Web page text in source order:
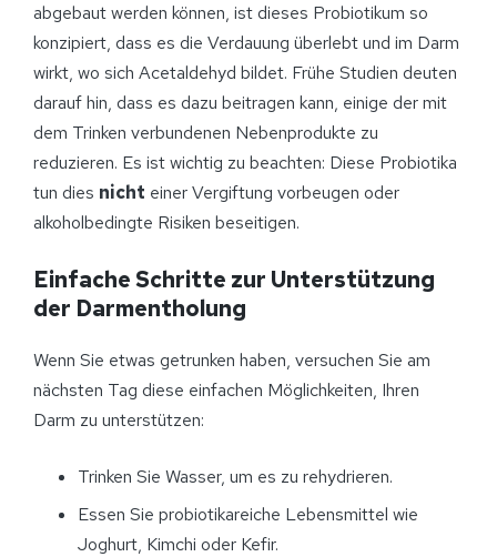
abgebaut werden können, ist dieses Probiotikum so
konzipiert, dass es die Verdauung überlebt und im Darm
wirkt, wo sich Acetaldehyd bildet. Frühe Studien deuten
darauf hin, dass es dazu beitragen kann, einige der mit
dem Trinken verbundenen Nebenprodukte zu
reduzieren. Es ist wichtig zu beachten: Diese Probiotika
tun dies nicht einer Vergiftung vorbeugen oder
alkoholbedingte Risiken beseitigen.
Einfache Schritte zur Unterstützung
der Darmentholung
Wenn Sie etwas getrunken haben, versuchen Sie am
nächsten Tag diese einfachen Möglichkeiten, Ihren
Darm zu unterstützen:
Trinken Sie Wasser, um es zu rehydrieren.
Essen Sie probiotikareiche Lebensmittel wie
Joghurt, Kimchi oder Kefir.